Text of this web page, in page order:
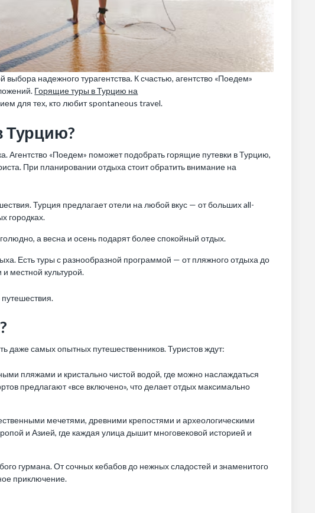
надежного турагентства. К счастью, агентство «Поедем»
Горящие туры в Турцию на
для тех, кто любит spontaneous travel.
Турцию?
Агентство «Поедем» поможет подобрать горящие путевки в Турцию,
При планировании отдыха стоит обратить внимание на
Турция предлагает отели на любой вкус — от больших all-
городках.
а весна и осень подарят более спокойный отдых.
Есть туры с разнообразной программой — от пляжного отдыха до
местной культурой.
даже самых опытных путешественников. Туристов ждут:
пляжами и кристально чистой водой, где можно наслаждаться
предлагают «все включено», что делает отдых максимально
мечетями, древними крепостями и археологическими
и Азией, где каждая улица дышит многовековой историей и
гурмана. От сочных кебабов до нежных сладостей и знаменитого
приключение.